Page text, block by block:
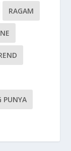
RAGAM
PUNYA